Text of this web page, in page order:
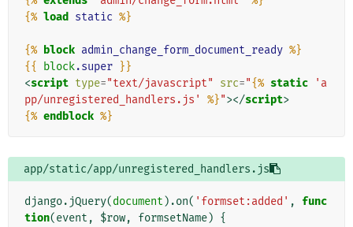
{% load static %}
{% block admin_change_form_document_ready %}
{{
block.super }}
<script type="text/javascript" src="{% static
'a
pp/unregistered_handlers.js'
%}"></script>
{% endblock %}
app/static/app/unregistered_handlers.js
django. jQuery(document ).on( 'formset:added' ,
func
tion(event , $row, formsetName) {